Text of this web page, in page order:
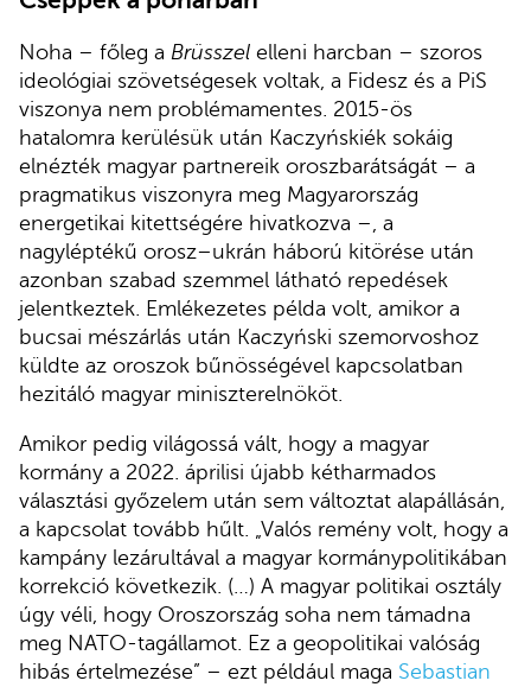
Noha – főleg a Brüsszel elleni harcban – szoros
ideológiai szövetségesek voltak, a Fidesz és a PiS
viszonya nem problémamentes. 2015-ös
hatalomra kerülésük után Kaczyńskiék sokáig
elnézték magyar partnereik oroszbarátságát – a
pragmatikus viszonyra meg Magyarország
energetikai kitettségére hivatkozva –, a
nagyléptékű orosz–ukrán háború kitörése után
azonban szabad szemmel látható repedések
jelentkeztek. Emlékezetes példa volt, amikor a
bucsai mészárlás után Kaczyński szemorvoshoz
küldte az oroszok bűnösségével kapcsolatban
hezitáló magyar miniszterelnököt.
Amikor pedig világossá vált, hogy a magyar
kormány a 2022. áprilisi újabb kétharmados
választási győzelem után sem változtat alapállásán,
a kapcsolat tovább hűlt. „Valós remény volt, hogy a
kampány lezárultával a magyar kormánypolitikában
korrekció következik. (…) A magyar politikai osztály
úgy véli, hogy Oroszország soha nem támadna
meg NATO-tagállamot. Ez a geopolitikai valóság
hibás értelmezése” – ezt például maga Sebastian